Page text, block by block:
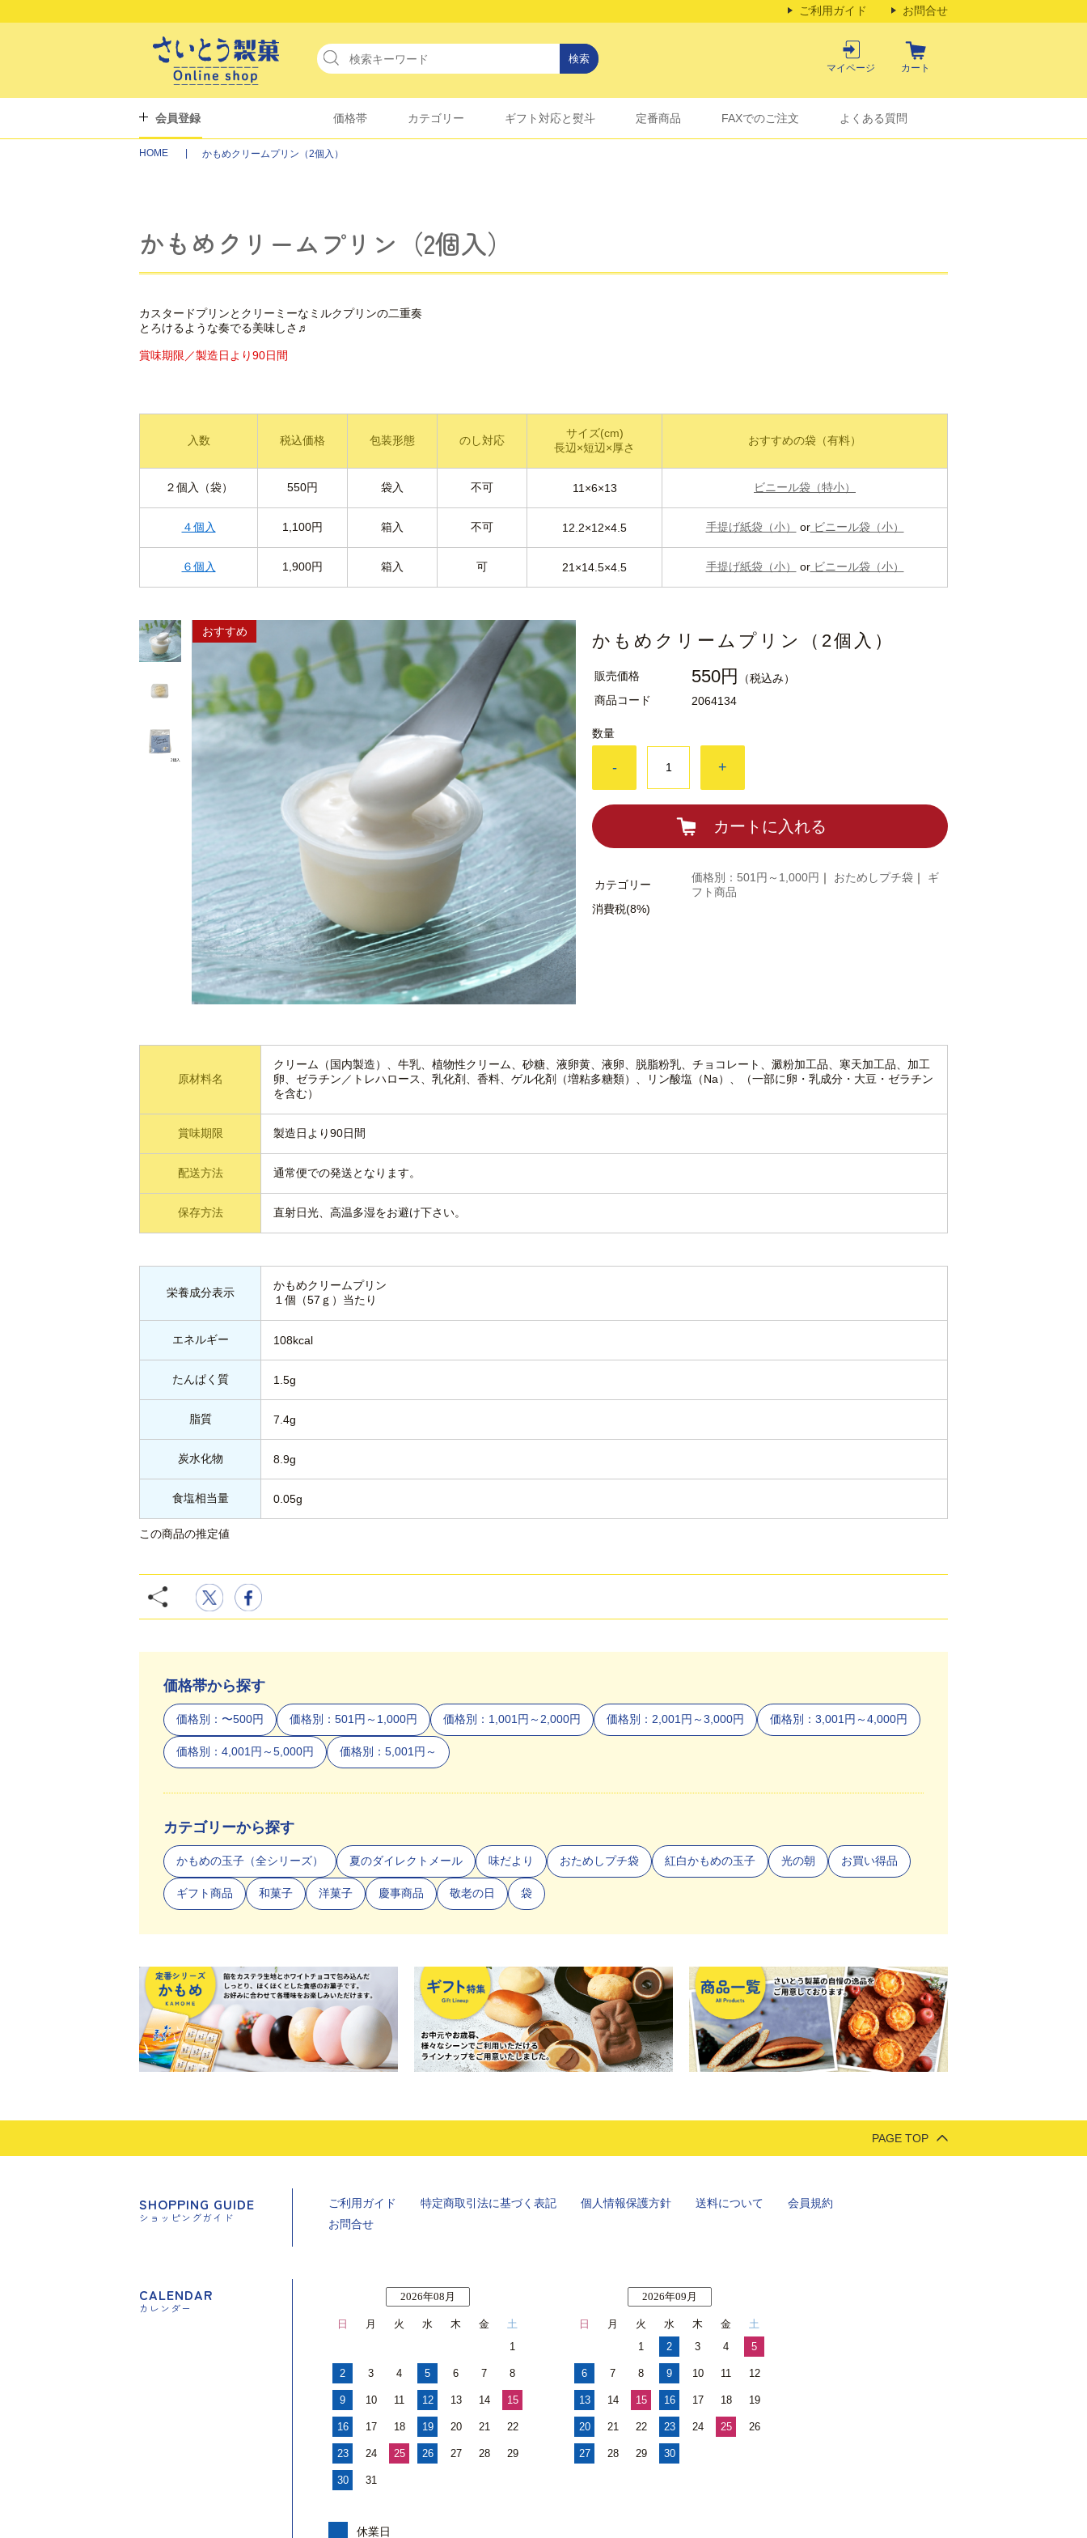
ご利用ガイド お問合せ
マイページ カート
会員登録 価格帯 カテゴリー ギフト対応と熨斗 定番商品 FAXでのご注文 よくある質問
HOME かもめクリームプリン（2個入）
かもめクリームプリン（2個入）
カスタードプリンとクリーミーなミルクプリンの二重奏
とろけるような奏でる美味しさ♬
賞味期限／製造日より90日間
入数 税込価格 包装形態 のし対応
サイズ(cm)
長辺×短辺×厚さ
おすすめの袋（有料）
２個入（袋） 550円 袋入 不可 11×6×13 ビニール袋（特小）
４個入 1,100円 箱入 不可 12.2×12×4.5 手提げ紙袋（小） orビニール袋（小）
６個入 1,900円 箱入 可 21×14.5×4.5 手提げ紙袋（小） orビニール袋（小）
かもめクリームプリン（2個入）
販売価格 550円
（税込み）
商品コード
2064134
数量
- +
カートに入れる
カテゴリー
価格別：501円～1,000円 ｜ おためしプチ袋 ｜ ギ
フト商品
消費税(8%)
原材料名
クリーム（国内製造）、牛乳、植物性クリーム、砂糖、液卵黄、液卵、脱脂粉乳、チョコレート、澱粉加工品、寒天加工品、加工
卵、ゼラチン／トレハロース、乳化剤、香料、ゲル化剤（増粘多糖類）、リン酸塩（Na）、（一部に卵・乳成分・大豆・ゼラチン
を含む）
賞味期限 製造日より90日間
配送方法 通常便での発送となります。
保存方法 直射日光、高温多湿をお避け下さい。
栄養成分表示
かもめクリームプリン
１個（57ｇ）当たり
エネルギー 108kcal
たんぱく質 1.5g
脂質 7.4g
炭水化物 8.9g
食塩相当量 0.05g
この商品の推定値
価格帯から探す
価格別：〜500円 価格別：501円～1,000円 価格別：1,001円～2,000円 価格別：2,001円～3,000円 価格別：3,001円～4,000円
価格別：4,001円～5,000円 価格別：5,001円～
カテゴリーから探す
かもめの玉子（全シリーズ） 夏のダイレクトメール 味だより おためしプチ袋 紅白かもめの玉子 光の朝 お買い得品
ギフト商品 和菓子 洋菓子 慶事商品 敬老の日 袋
PAGE TOP
SHOPPING GUIDE
ショッピングガイド
ご利用ガイド 特定商取引法に基づく表記 個人情報保護方針 送料について
会員規約
お問合せ
CALENDAR
カレンダー
2026年08月
日 月 火 水 木 金
土
1
2 3 4 5 6 7 8
9 10 11 12 13 14 15
16 17 18 19 20 21 22
23 24 25 26 27 28 29
30 31
2026年09月
日 月 火 水 木 金
土
1
2 3 4 5
6 7 8 9 10 11 12
13 14 15 16 17 18 19
20 21 22 23 24 25 26
27 28 29 30
休業日